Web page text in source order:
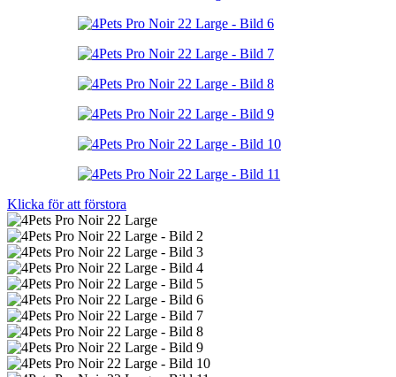
Klicka för att förstora